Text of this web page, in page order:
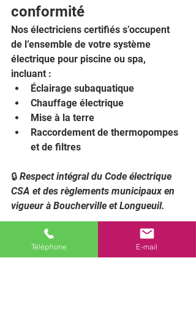
conformité
Nos électriciens certifiés s’occupent
de l’ensemble de votre système
électrique pour piscine ou spa,
incluant :
Éclairage subaquatique
Chauffage électrique
Mise à la terre
Raccordement de thermopompes
et de filtres
🔒 Respect intégral du Code électrique
CSA et des règlements municipaux en
vigueur à Boucherville et Longueuil.
Téléphone E-mail